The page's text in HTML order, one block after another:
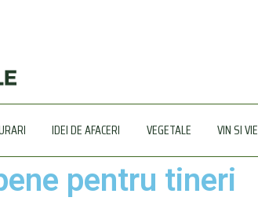
IDEI DE AFACERI VEGETALE VIN SI VIE
pentru tineri